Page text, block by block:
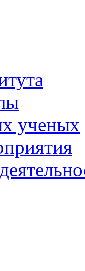
ученых